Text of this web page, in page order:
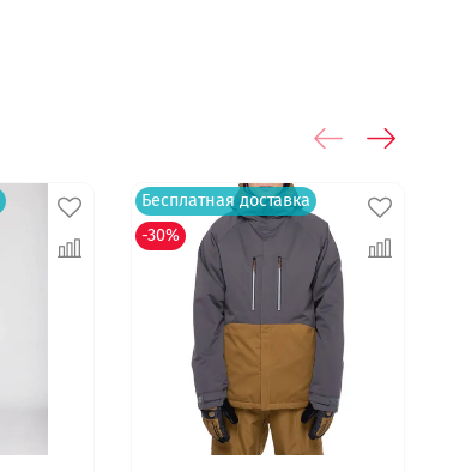
Бесплатная доставка
-30%